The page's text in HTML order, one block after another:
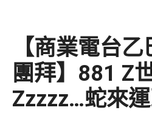
【商業電台
團拜】881 Z
Zzzzz…蛇來運